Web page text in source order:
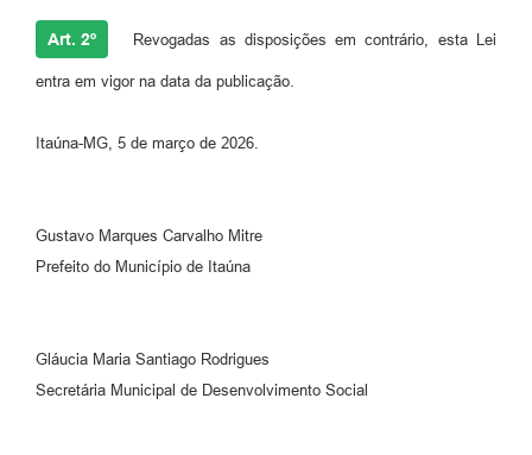
Art. 2º Revogadas as disposições em contrário, esta Lei
entra em vigor na data da publicação.
Itaúna-MG, 5 de março de 2026.
Gustavo Marques Carvalho Mitre
Prefeito do Município de Itaúna
Gláucia Maria Santiago Rodrigues
Secretária Municipal de Desenvolvimento Social